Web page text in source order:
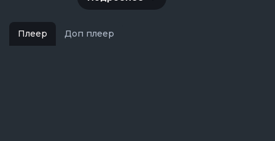
Плеер Доп плеер